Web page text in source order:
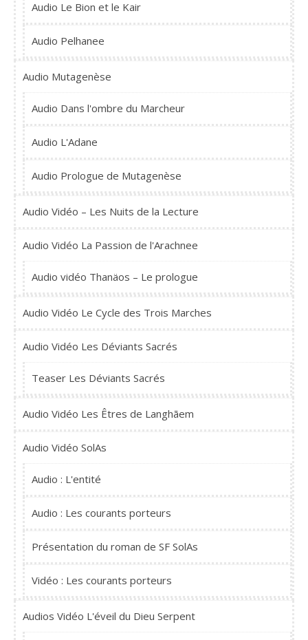
Audio Le Bion et le Kair
Audio Pelhanee
Audio Mutagenèse
Audio Dans l'ombre du Marcheur
Audio L'Adane
Audio Prologue de Mutagenèse
Audio Vidéo – Les Nuits de la Lecture
Audio Vidéo La Passion de l'Arachnee
Audio vidéo Thanäos – Le prologue
Audio Vidéo Le Cycle des Trois Marches
Audio Vidéo Les Déviants Sacrés
Teaser Les Déviants Sacrés
Audio Vidéo Les Êtres de Langhãem
Audio Vidéo SolAs
Audio : L'entité
Audio : Les courants porteurs
Présentation du roman de SF SolAs
Vidéo : Les courants porteurs
Audios Vidéo L'éveil du Dieu Serpent